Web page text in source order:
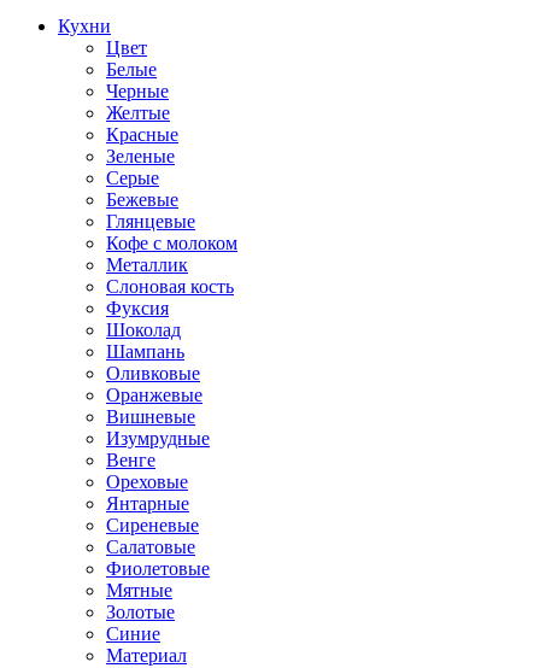
Кухни
Цвет
Белые
Черные
Желтые
Красные
Зеленые
Серые
Бежевые
Глянцевые
Кофе с молоком
Металлик
Слоновая кость
Фуксия
Шоколад
Шампань
Оливковые
Оранжевые
Вишневые
Изумрудные
Венге
Ореховые
Янтарные
Сиреневые
Салатовые
Фиолетовые
Мятные
Золотые
Синие
Материал